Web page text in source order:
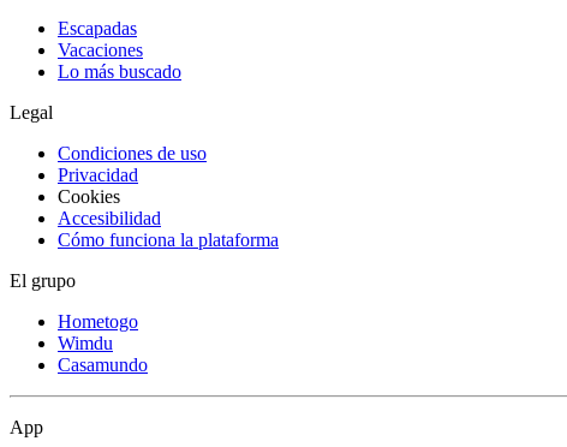
Escapadas
Vacaciones
Lo más buscado
Legal
Condiciones de uso
Privacidad
Cookies
Accesibilidad
Cómo funciona la plataforma
El grupo
Hometogo
Wimdu
Casamundo
App